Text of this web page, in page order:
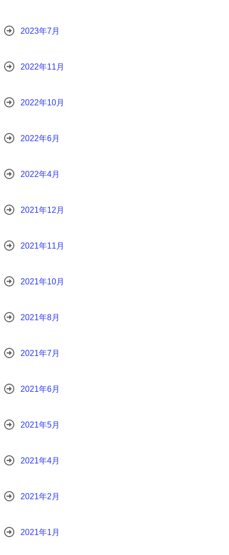
2023年7月
2022年11月
2022年10月
2022年6月
2022年4月
2021年12月
2021年11月
2021年10月
2021年8月
2021年7月
2021年6月
2021年5月
2021年4月
2021年2月
2021年1月